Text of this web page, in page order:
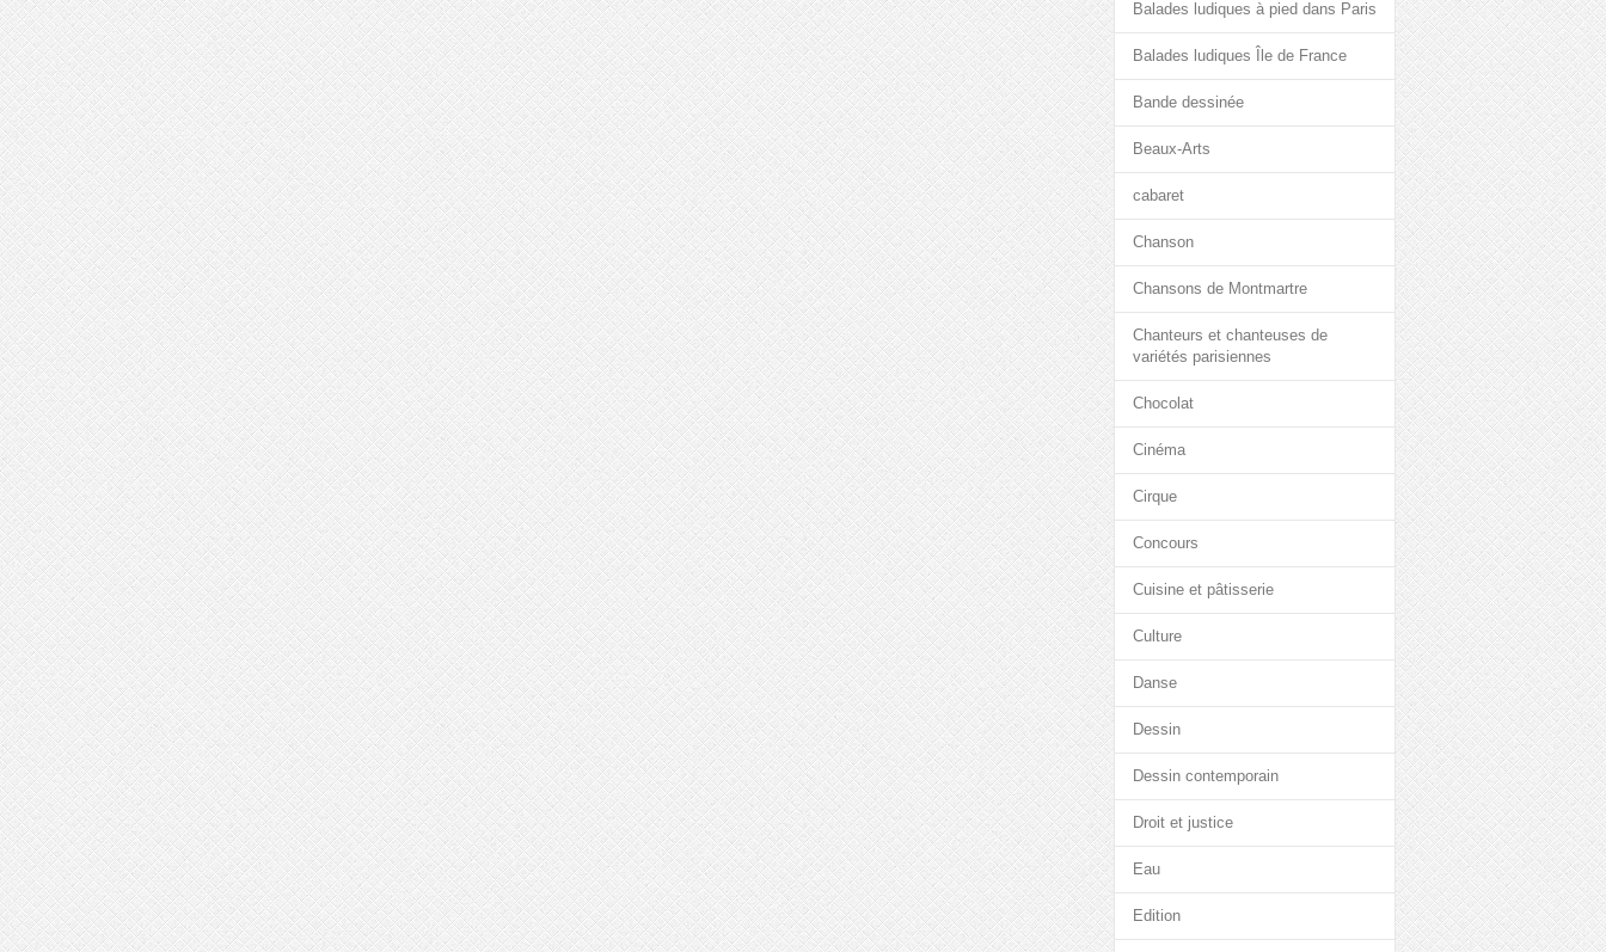
Balades ludiques à pied dans Paris
Balades ludiques Île de France
Bande dessinée
Beaux-Arts
cabaret
Chanson
Chansons de Montmartre
Chanteurs et chanteuses de
variétés parisiennes
Chocolat
Cinéma
Cirque
Concours
Cuisine et pâtisserie
Culture
Danse
Dessin
Dessin contemporain
Droit et justice
Eau
Edition